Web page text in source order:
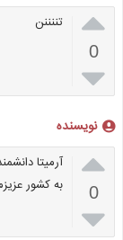

0

تننننن
نویسنده

0

آرمیتا
به کشور